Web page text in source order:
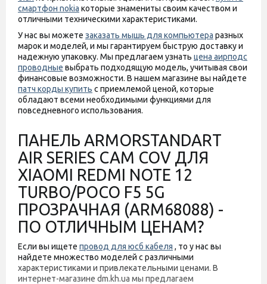
смартфон nokia которые знамениты своим качеством и
отличными техническими характеристиками.
У нас вы можете заказать мышь для компьютера разных
марок и моделей, и мы гарантируем быструю доставку и
надежную упаковку. Мы предлагаем узнать цена аирподс
проводные выбрать подходящую модель, учитывая свои
финансовые возможности. В нашем магазине вы найдете
патч корды купить с приемлемой ценой, которые
обладают всеми необходимыми функциями для
повседневного использования.
ПАНЕЛЬ ARMORSTANDART
AIR SERIES CAM COV ДЛЯ
XIAOMI REDMI NOTE 12
TURBO/POCO F5 5G
ПРОЗРАЧНАЯ (ARM68088) -
ПО ОТЛИЧНЫМ ЦЕНАМ?
Если вы ищете провод для юсб кабеля , то у нас вы
найдете множество моделей с различными
характеристиками и привлекательными ценами. В
интернет-магазине dm.kh.ua мы предлагаем